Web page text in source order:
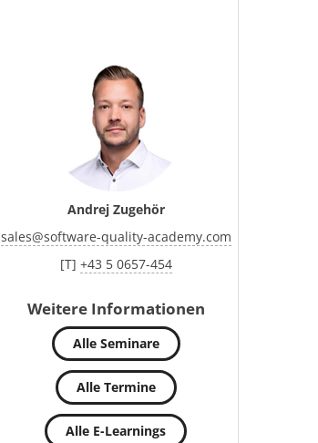
Andrej Zugehör
sales@software-quality-academy.com
[T] +43 5 0657-454
Weitere Informationen
Alle Seminare
Alle Termine
Alle E-Learnings